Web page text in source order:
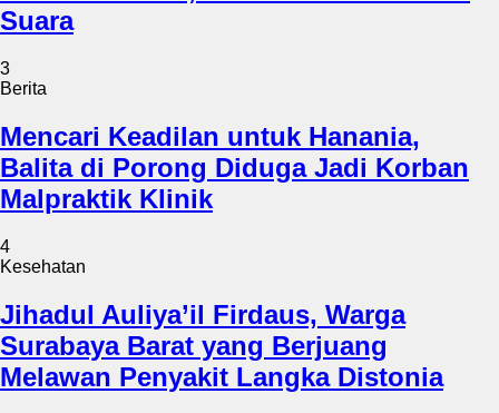
Suara
3
Berita
Mencari Keadilan untuk Hanania,
Balita di Porong Diduga Jadi Korban
Malpraktik Klinik
4
Kesehatan
Jihadul Auliya’il Firdaus, Warga
Surabaya Barat yang Berjuang
Melawan Penyakit Langka Distonia